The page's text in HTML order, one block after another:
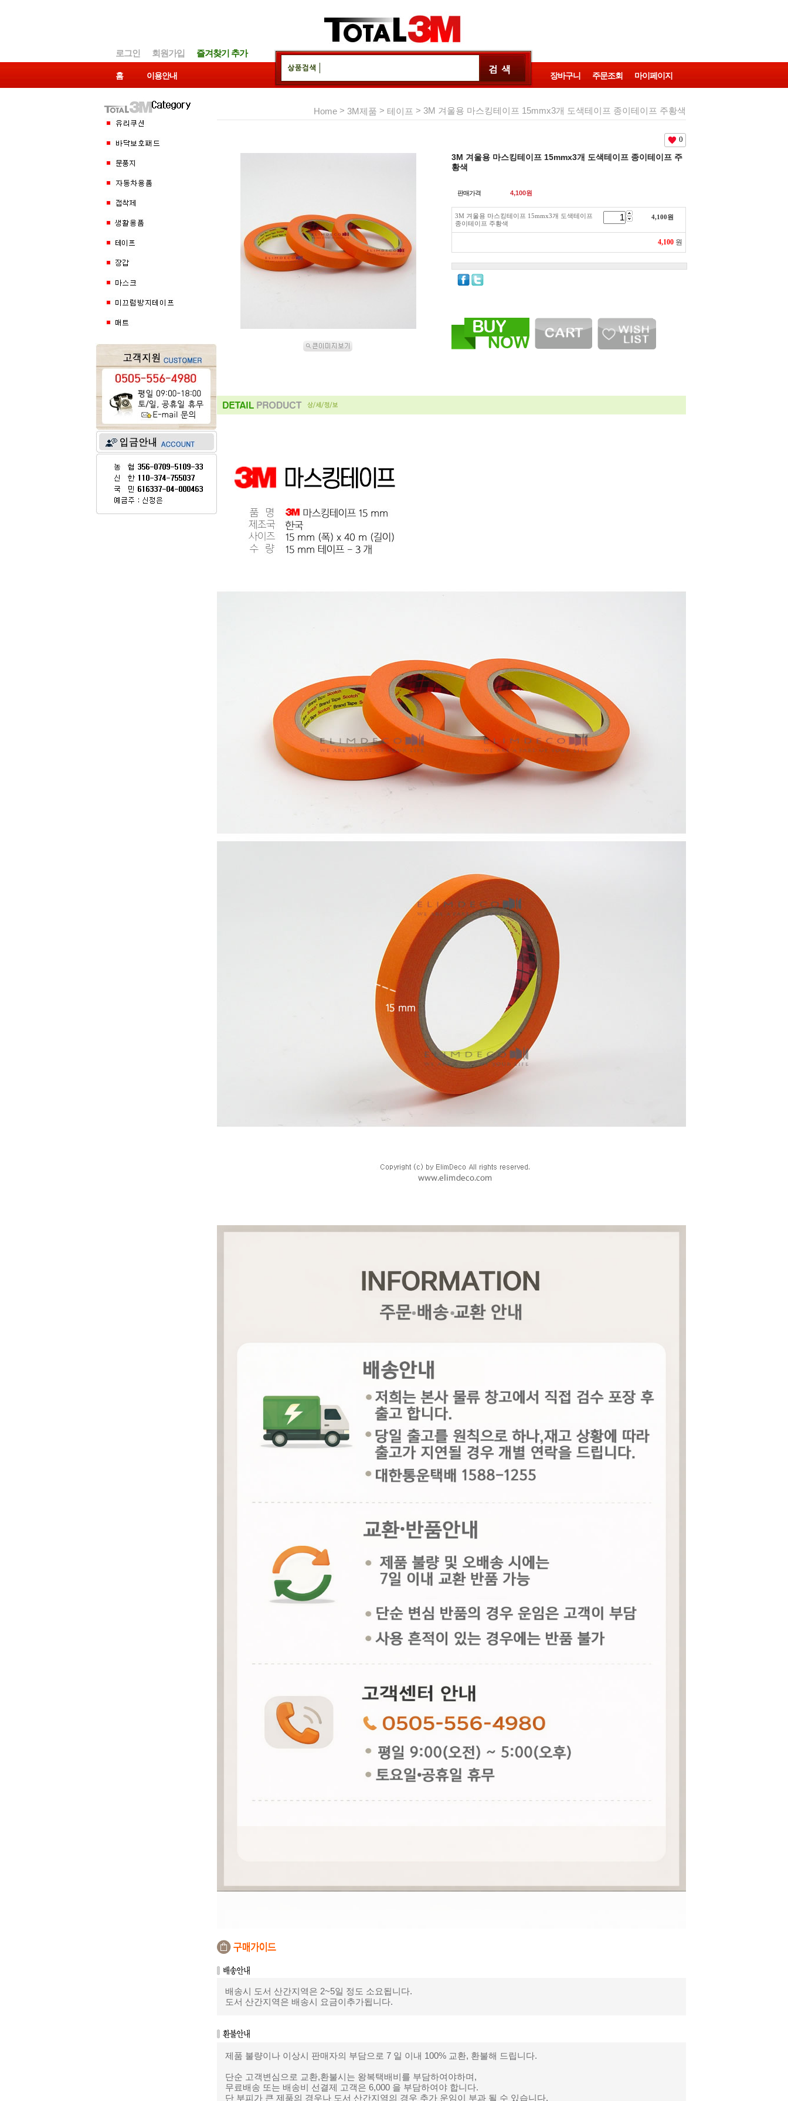
로그인 회원가입 즐겨찾기 추가
홈 이용안내 장바구니 주문조회 마이페이지
Home > 3M제품 > 테이프 > 3M 겨울용 마스킹테이프 15mmx3개 도색테이프 종이테이프 주황색
0
3M 겨울용 마스킹테이프 15mmx3개 도색테이프 종이테이프 주
황색
판매가격 4,100원
3M 겨울용 마스킹테이프 15mmx3개 도색테이프
종이테이프 주황색
4,100원
4,100 원
배송시 도서 산간지역은 2~5일 정도 소요됩니다.
도서 산간지역은 배송시 요금이추가됩니다.
제품 불량이나 이상시 판매자의 부담으로 7 일 이내 100% 교환, 환불해 드립니다.
단순 고객변심으로 교환,환불시는 왕복택배비를 부담하여야하며,
무료배송 또는 배송비 선결제 고객은 6,000 을 부담하여야 합니다.
단 부피가 큰 제품의 경우나 도서 산간지역의 경우 추가 운임이 부과 될 수 있습니다.